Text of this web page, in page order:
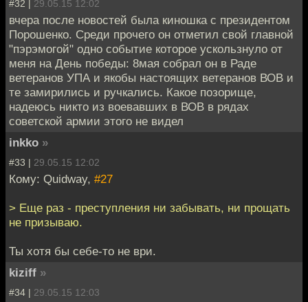
#32 | 29.05.15 12:02
вчера после новостей была киношка с президентом
Порошенко. Среди прочего он отметил свой главной
"пэрэмогой" одно событие которое ускользнуло от
меня на День победы: 8мая собрал он в Раде
ветеранов УПА и якобы настоящих ветеранов ВОВ и
те замирились и ручкались. Какое позорище,
надеюсь никто из воевавших в ВОВ в рядах
советской армии этого не видел
inkko »
#33 | 29.05.15 12:02
Кому: Quidway, #27
> Еще раз - преступления ни забывать, ни прощать
не призываю.
Ты хотя бы себе-то не ври.
kiziff »
#34 | 29.05.15 12:03